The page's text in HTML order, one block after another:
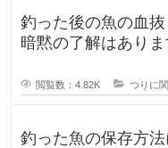
釣った後の魚の血
暗黙の了解はありますか？ 釣った
閲覧数：4.82K つりに
釣った魚の保存方